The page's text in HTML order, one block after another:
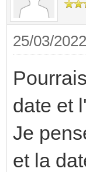
25/03/
date et
Je
et la